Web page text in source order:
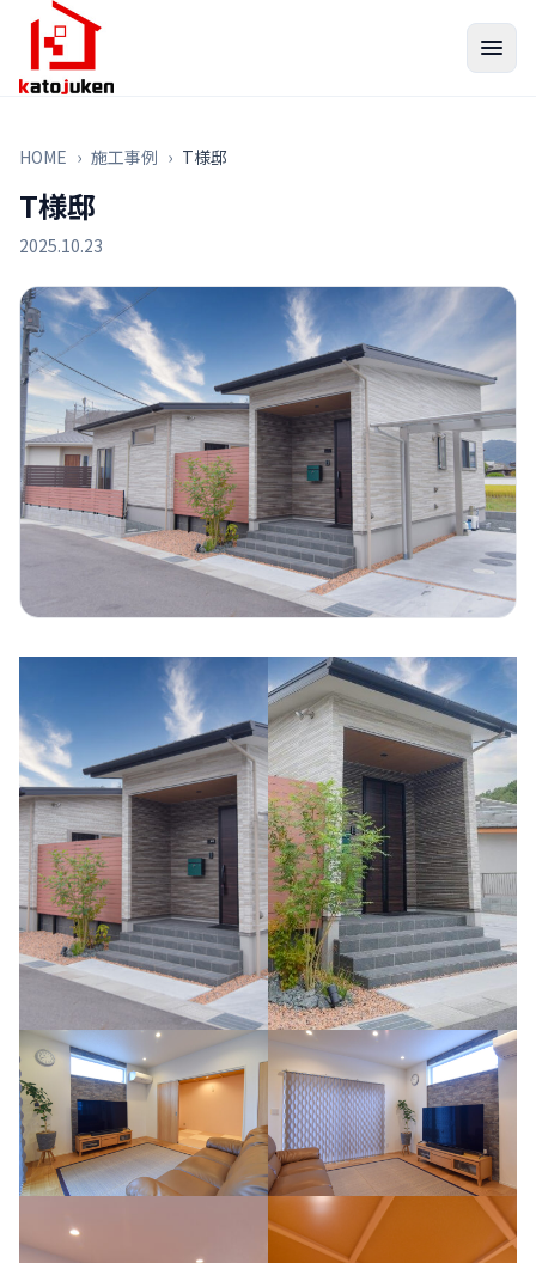
HOME › 施工事例 › T様邸
T様邸
2025.10.23